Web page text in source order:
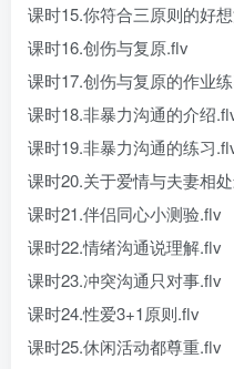
课时15.你符合三原则的好
课时16.创伤与复原.flv
课时17.创伤与复原的作业
课时18.非暴力沟通的介绍
课时19.非暴力沟通的练习
课时20.关于爱情与夫妻相
课时21.伴侣同心小测验.flv
课时22.情绪沟通说理解.flv
课时23.冲突沟通只对事.flv
课时24.性爱3+1原则.flv
课时25.休闲活动都尊重.flv